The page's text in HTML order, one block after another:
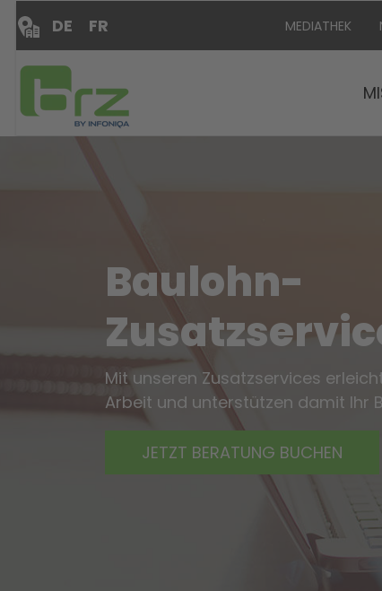
MEDIATHEK
DE FR
Baulohn-
Mit unseren Zusatzservices
Arbeit und unterstützen damit Ihr
JETZT BERATUNG BUCHEN